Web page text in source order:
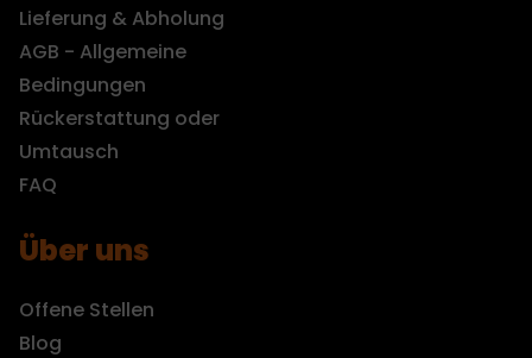
Lieferung & Abholung
AGB - Allgemeine
Bedingungen
Rückerstattung oder
Umtausch
FAQ
Über uns
Offene Stellen
Blog